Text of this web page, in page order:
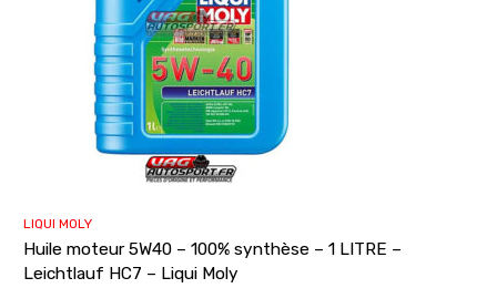
LIQUI MOLY
Huile moteur 5W40 – 100% synthèse – 1 LITRE –
Leichtlauf HC7 – Liqui Moly